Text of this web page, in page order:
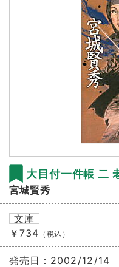
大目付一件帳 二
宮城賢秀
文庫
￥734 （税込）
発売日： 2002/12/14